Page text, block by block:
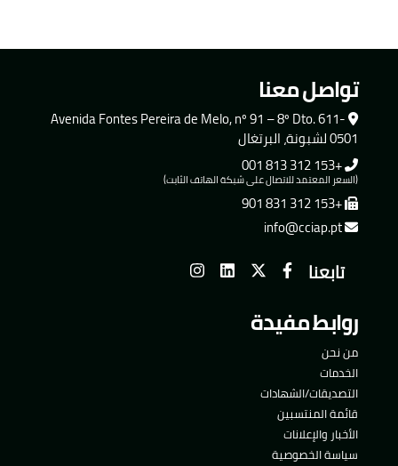
تواصل معنا
Avenida Fontes Pereira de Melo, nº 91 – 8º Dto. 611-
0501 لشبونة، البرتغال
+153 312 813 001
(السعر المعتمد للاتصال على شبكة الهاتف الثابت)
+153 312 831 901
info@cciap.pt
تابعنا
روابط مفيدة
من نحن
الخدمات
التصديقات/الشهادات
قائمة المنتسبين
الأخبار والإعلانات
سياسة الخصوصية